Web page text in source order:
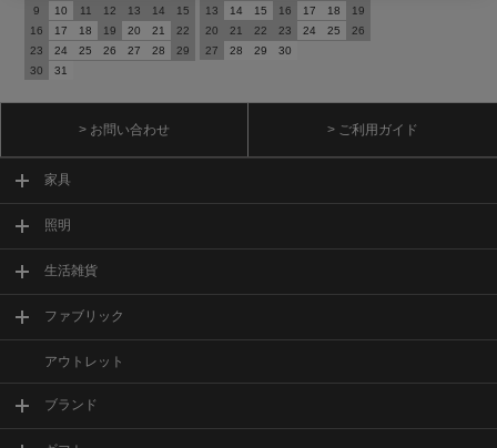
9
10 11 12 13 14
15
16
17 18 19 20 21
22
23
24 25 26 27 28
29
30
31
13
14 15 16 17 18
19
20
21 22 23 24 25
26
27
28 29 30
> お問い合わせ > ご利用ガイド
家具
照明
生活雑貨
ファブリック
アウトレット
ブランド